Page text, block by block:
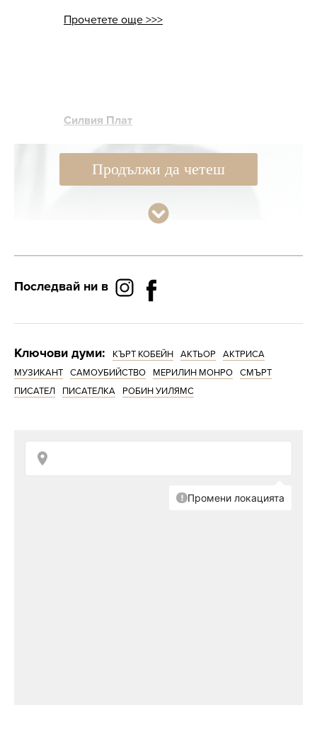
Прочетете още >>>
Силвия Плат
Продължи да четеш
Последвай ни в
Ключови думи: КЪРТ КОБЕЙН АКТЬОР
АКТРИСА
МУЗИКАНТ
САМОУБИЙСТВО МЕРИЛИН МОНРО
СМЪРТ
ПИСАТЕЛ
ПИСАТЕЛКА РОБИН УИЛЯМС